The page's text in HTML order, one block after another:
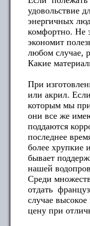
удовольствие
энергичных
комфортно. Не
экономит
любом случае,
Какие
При
или акрил.
которым мы
они все же
поддаются
последнее
более хрупкие
бывает
нашей
Среди
отдать
случае
цену при